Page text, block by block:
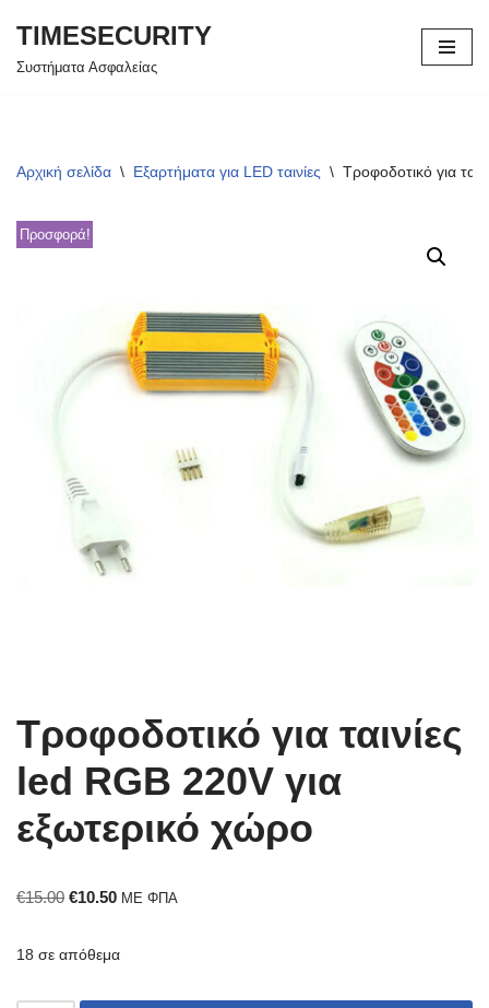
Μεταπηδήστε
TIMESECURITY
Συστήματα Ασφαλείας
Αρχική σελίδα \ Εξαρτήματα για LED ταινίες \ Τροφοδοτικό για
Προσφορά!
Τροφοδοτικό για ταινίες
led RGB 220V για
εξωτερικό χώρο
€15.00 €10.50 ΜΕ ΦΠΑ
18 σε απόθεμα